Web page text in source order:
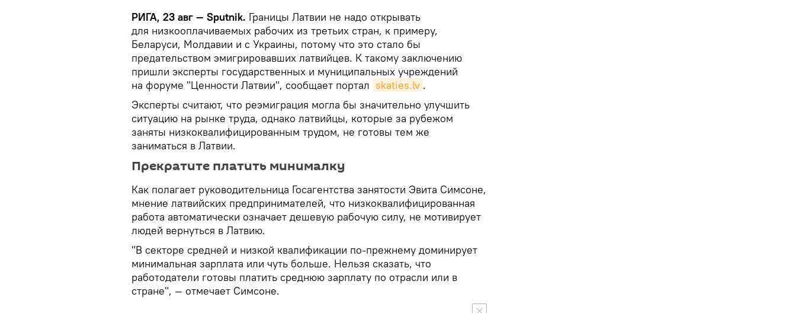
РИГА, 23 авг — Sputnik. Границы Латвии не надо открывать
для низкооплачиваемых рабочих из третьих стран, к примеру,
Беларуси, Молдавии и с Украины, потому что это стало бы
предательством эмигрировавших латвийцев. К такому заключению
пришли эксперты государственных и муниципальных учреждений
на форуме "Ценности Латвии", сообщает портал skaties.lv .
Эксперты считают, что реэмиграция могла бы значительно улучшить
ситуацию на рынке труда, однако латвийцы, которые за рубежом
заняты низкоквалифицированным трудом, не готовы тем же
заниматься в Латвии.
Прекратите платить минималку
Как полагает руководительница Госагентства занятости Эвита Симсоне,
мнение латвийских предпринимателей, что низкоквалифицированная
работа автоматически означает дешевую рабочую силу, не мотивирует
людей вернуться в Латвию.
"В секторе средней и низкой квалификации по-прежнему доминирует
минимальная зарплата или чуть больше. Нельзя сказать, что
работодатели готовы платить среднюю зарплату по отрасли или в
стране", — отмечает Симсоне.